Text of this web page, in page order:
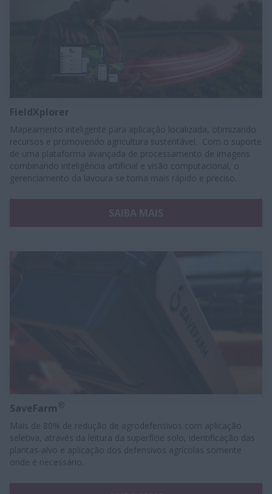
FieldXplorer
Mapeamento inteligente para aplicação localizada, otimizando
recursos e promovendo agricultura sustentável. Com o suporte
de uma plataforma avançada de processamento de imagens
combinando inteligência artificial e visão computacional, o
gerenciamento da lavoura se torna mais rápido e preciso.
SaveFarm®
Mais de 80% de redução de agrodefensivos com aplicação
seletiva, através da leitura da superfície solo, identificação das
plantas-alvo e aplicação dos defensivos agrícolas somente
onde é necessário.